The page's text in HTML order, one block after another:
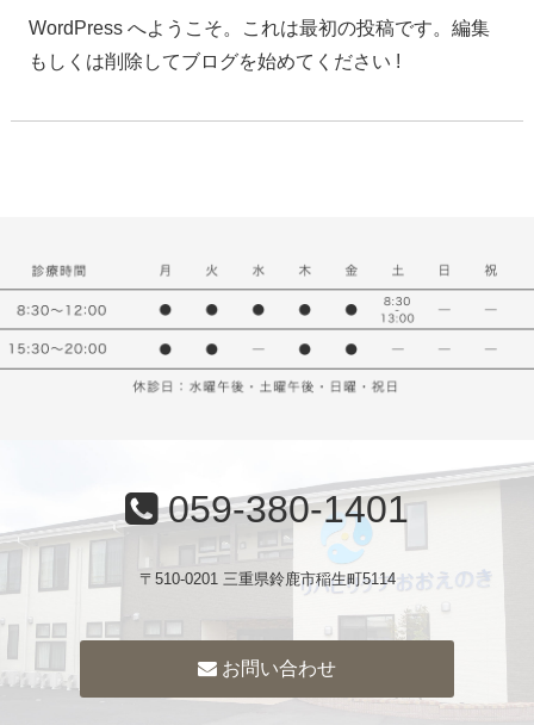
WordPress へようこそ。これは最初の投稿です。編集
もしくは削除してブログを始めてください !
059-380-1401
〒510-0201 三重県鈴鹿市稲生町5114
お問い合わせ